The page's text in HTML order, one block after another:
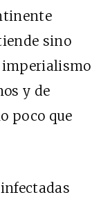
sino
imperialismo
y de
poco que